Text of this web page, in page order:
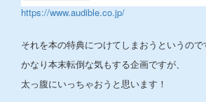
https://www.audible.co.jp/
それを本の特典につけてしまおうというので
かなり本末転倒な気もする企画ですが、
太っ腹にいっちゃおうと思います！